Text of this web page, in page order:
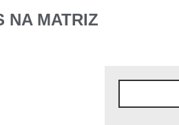
NA MATRIZ